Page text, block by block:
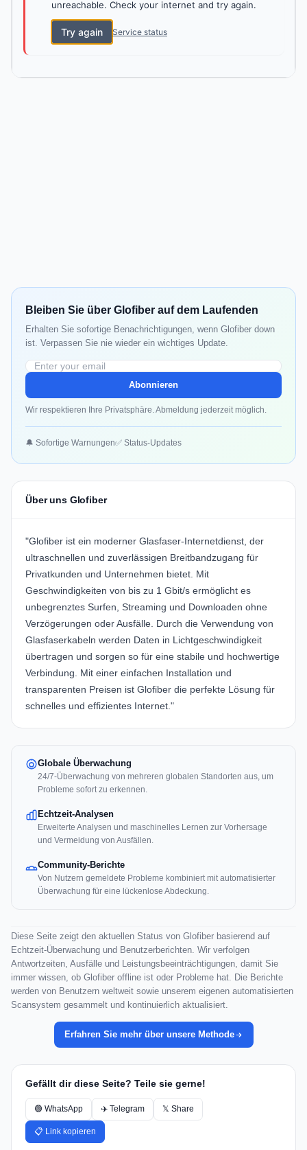
unreachable. Check your internet and try again.
Try again Service status
Bleiben Sie über Glofiber auf dem Laufenden
Erhalten Sie sofortige Benachrichtigungen, wenn Glofiber down
ist. Verpassen Sie nie wieder ein wichtiges Update.
Abonnieren
Wir respektieren Ihre Privatsphäre. Abmeldung jederzeit möglich.
🔔 Sofortige Warnungen✅ Status-Updates
Über uns Glofiber
"Glofiber ist ein moderner Glasfaser-Internetdienst, der
ultraschnellen und zuverlässigen Breitbandzugang für
Privatkunden und Unternehmen bietet. Mit
Geschwindigkeiten von bis zu 1 Gbit/s ermöglicht es
unbegrenztes Surfen, Streaming und Downloaden ohne
Verzögerungen oder Ausfälle. Durch die Verwendung von
Glasfaserkabeln werden Daten in Lichtgeschwindigkeit
übertragen und sorgen so für eine stabile und hochwertige
Verbindung. Mit einer einfachen Installation und
transparenten Preisen ist Glofiber die perfekte Lösung für
schnelles und effizientes Internet."
Globale Überwachung
24/7-Überwachung von mehreren globalen Standorten aus, um
Probleme sofort zu erkennen.
Echtzeit-Analysen
Erweiterte Analysen und maschinelles Lernen zur Vorhersage
und Vermeidung von Ausfällen.
Community-Berichte
Von Nutzern gemeldete Probleme kombiniert mit automatisierter
Überwachung für eine lückenlose Abdeckung.
Diese Seite zeigt den aktuellen Status von Glofiber basierend auf
Echtzeit-Überwachung und Benutzerberichten. Wir verfolgen
Antwortzeiten, Ausfälle und Leistungsbeeinträchtigungen, damit Sie
immer wissen, ob Glofiber offline ist oder Probleme hat. Die Berichte
werden von Benutzern weltweit sowie unserem eigenen automatisierten
Scansystem gesammelt und kontinuierlich aktualisiert.
Erfahren Sie mehr über unsere Methode
Gefällt dir diese Seite? Teile sie gerne!
🟢 WhatsApp ✈️ Telegram 𝕏 Share
📋 Link kopieren